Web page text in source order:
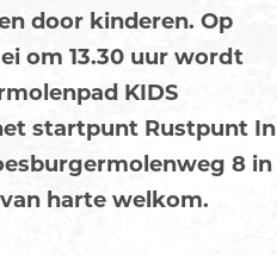
door kinderen. Op
om 13.30 uur wordt
KIDS
startpunt Rustpunt In
8 in
harte welkom.